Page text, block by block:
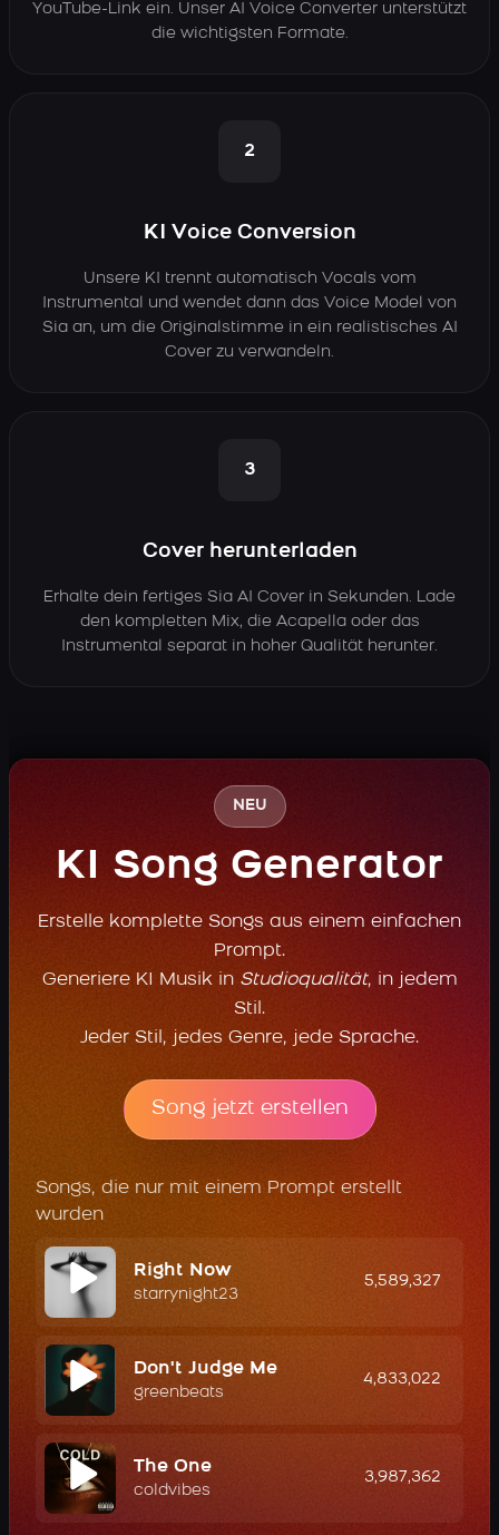
YouTube-Link ein. Unser AI Voice Converter unterstützt
die wichtigsten Formate.
2
KI Voice Conversion
Unsere KI trennt automatisch Vocals vom
Instrumental und wendet dann das Voice Model von
Sia an, um die Originalstimme in ein realistisches AI
Cover zu verwandeln.
3
Cover herunterladen
Erhalte dein fertiges Sia AI Cover in Sekunden. Lade
den kompletten Mix, die Acapella oder das
Instrumental separat in hoher Qualität herunter.
NEU
KI Song Generator
Erstelle komplette Songs aus einem einfachen
Prompt.
Generiere KI Musik in Studioqualität, in jedem
Stil.
Jeder Stil, jedes Genre, jede Sprache.
Song jetzt erstellen
Songs, die nur mit einem Prompt erstellt
wurden
Right Now
starrynight23
5,589,327
Don't Judge Me
greenbeats
4,833,022
The One
coldvibes
3,987,362